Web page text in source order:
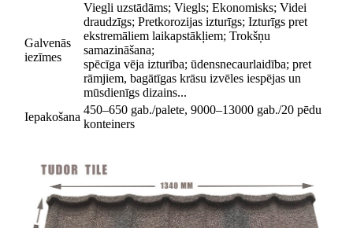
Galvenās
iezīmes
Viegli uzstādāms; Viegls; Ekonomisks; Videi
draudzīgs; Pretkorozijas izturīgs; Izturīgs pret
ekstremāliem laikapstākļiem; Trokšņu
samazināšana;
spēcīga vēja izturība; ūdensnecaurlaidība; pret
rāmjiem, bagātīgas krāsu izvēles iespējas un
mūsdienīgs dizains...
Iepakošana
450–650 gab./palete, 9000–13000 gab./20 pēdu
konteiners